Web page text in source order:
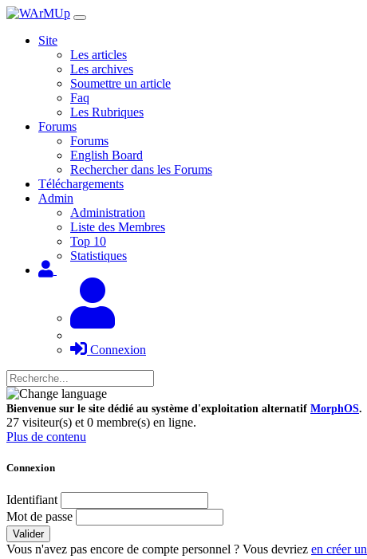
Site
Les articles
Les archives
Soumettre un article
Faq
Les Rubriques
Forums
Forums
English Board
Rechercher dans les Forums
Téléchargements
Admin
Administration
Liste des Membres
Top 10
Statistiques
Connexion
Bienvenue sur le site dédié au système d'exploitation alternatif MorphOS.
27 visiteur(s) et 0 membre(s) en ligne.
Plus de contenu
Connexion
Identifiant
Mot de passe
Valider
Vous n'avez pas encore de compte personnel ? Vous devriez en créer un